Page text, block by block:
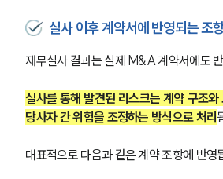
실사 이후 계약서에 반영되는 조
재무실사 결과는 실제 M&A 계약서에도
실사를 통해 발견된 리스크는 계약 구조
당사자 간 위험을 조정하는 방식으로 처리
대표적으로 다음과 같은 계약 조항에 반영